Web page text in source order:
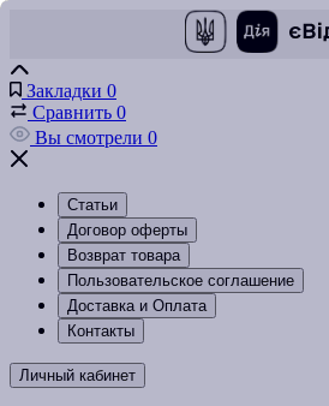
Закладки 0
Сравнить 0
Вы смотрели 0
Статьи
Договор оферты
Возврат товара
Пользовательское соглашение
Доставка и Оплата
Контакты
Личный кабинет